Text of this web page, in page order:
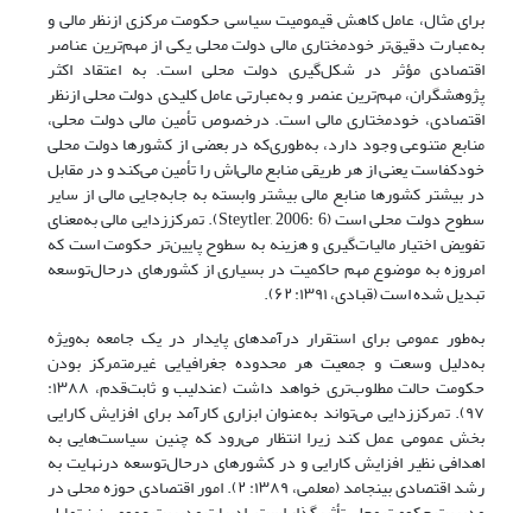
برای مثال، عامل کاهش قیمومیت سیاسی حکومت مرکزی ازنظر مالی و
به‌عبارت دقیق‌تر خودمختاری مالی دولت محلی یکی از مهم‌ترین عناصر
اقتصادی مؤثر در شکل‌گیری دولت محلی است. به اعتقاد اکثر
پژوهشگران، مهم‌ترین عنصر و به‌عبارتی عامل کلیدی دولت محلی ازنظر
اقتصادی، خودمختاری مالی است. درخصوص تأمین مالی دولت محلی،
منابع متنوعی وجود دارد، به‌طوری‌که در بعضی از کشورها دولت محلی
خودکفاست یعنی از هر طریقی منابع مالی‌اش را تأمین می‌کند و در مقابل
در بیشتر کشورها منابع مالی بیشتر وابسته به جابه‌جایی مالی از سایر
سطوح دولت محلی است (Steytler, 2006: 6). تمرکززدایی مالی به‌معنای
تفویض اختیار مالیات‌گیری و هزینه به سطوح پایین‌تر حکومت است که
امروزه به موضوع مهم حاکمیت در بسیاری از کشورهای درحال‌توسعه
تبدیل ‌شده است (قبادی، ۱۳۹۱: ۶۲).
به‌طور عمومی برای استقرار درآمدهای پایدار در یک جامعه به‌ویژه
به‌دلیل وسعت و جمعیت هر محدوده جغرافیایی غیرمتمرکز بودن
حکومت حالت مطلوب‌تری خواهد داشت (عندلیب و ثابت‌قدم، ۱۳۸۸:
۹۷). تمرکززدایی می‌تواند به‌عنوان ابزاری کارآمد برای افزایش کارایی
بخش عمومی عمل کند زیرا انتظار می‌رود که چنین سیاست‌هایی به
اهدافی نظیر افزایش کارایی و در کشورهای درحال‌توسعه درنهایت به
رشد اقتصادی بینجامد (معلمی، ۱۳۸۹: ۲). امور اقتصادی حوزه محلی در